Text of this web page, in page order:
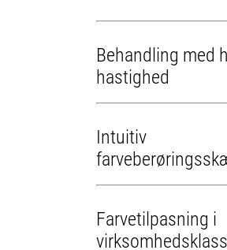
Behandling med
hastighed
Intuitiv
Farvetilpasning i